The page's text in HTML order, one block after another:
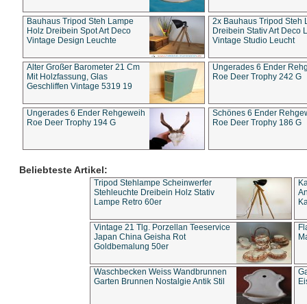
Bauhaus Tripod Steh Lampe
Holz Dreibein Spot Art Deco
Vintage Design Leuchte
2x Bauhaus Tripod Steh
Dreibein Stativ Art Deco
Vintage Studio Leucht
Alter Großer Barometer 21 Cm
Mit Holzfassung, Glas
Geschliffen Vintage 5319 19
Ungerades 6 Ender
Roe Deer Trophy 242 G
Ungerades 6 Ender Rehgeweih
Roe Deer Trophy 194 G
Schönes 6 Ender
Roe Deer Trophy 186 G
Beliebteste Artikel:
Tripod Stehlampe Scheinwerfer
Stehleuchte Dreibein Holz Stativ
Lampe Retro 60er
Vintage 21 Tlg. Porzellan Teeservice
Japan China Geisha Rot
Goldbemalung 50er
Waschbecken Weiss Wandbrunnen
Garten Brunnen Nostalgie Antik Stil